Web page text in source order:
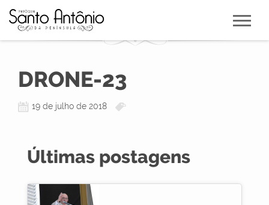
DRONE-23
19 de julho de 2018
Últimas postagens